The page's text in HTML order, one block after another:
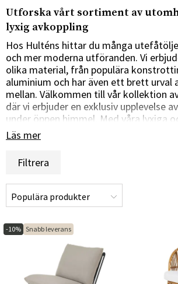
Utforska vårt sortiment av
lyxig avkoppling
Hos Hulténs hittar du många
och mer moderna utföranden. Vi
olika material, från populära
aluminium och har även ett brett urval
mellan. Välkommen till vår kollektion
där vi erbjuder en exklusiv upplevelse
under öppen himmel. Med våra lyxiga
fåtöljer kan du skapa en avkopplande
utomhusmiljö där du kan njuta av
naturen.
Våra utomhusfåtöljer är noggrant
inbjudande utomhusmiljö. Med
ergonomiska design och
våra fåtöljer en oöverträffad nivå av
vilket gör dem till det perfekta valet
avkoppling utomhus.
Läs mer
Filtrera
-10% Snabb leverans